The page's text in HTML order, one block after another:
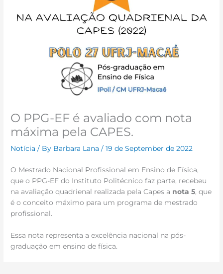
O PPG-EF é avaliado com nota
máxima pela CAPES.
Notícia / By Barbara Lana/19 de September de 2022
O Mestrado Nacional Profissional em Ensino de Física,
que o PPG-EF do Instituto Politécnico faz parte, recebeu
na avaliação quadrienal realizada pela Capes a nota 5, que
é o conceito máximo para um programa de mestrado
profissional.
Essa nota representa a excelência nacional na pós-
graduação em ensino de física.